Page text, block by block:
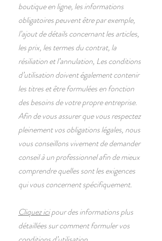
boutique en ligne, les informations
obligatoires peuvent être par exemple,
l’ajout de détails concernant les articles,
les prix, les termes du contrat, la
résiliation et l’annulation, Les conditions
d’utilisation doivent également contenir
les titres et être formulées en fonction
des besoins de votre propre entreprise.
Afin de vous assurer que vous respectez
pleinement vos obligations légales, nous
vous conseillons vivement de demander
conseil à un professionnel afin de mieux
comprendre quelles sont les exigences
qui vous concernent spécifiquement.
Cliquez icipour des informations plus
détaillées sur comment formuler vos